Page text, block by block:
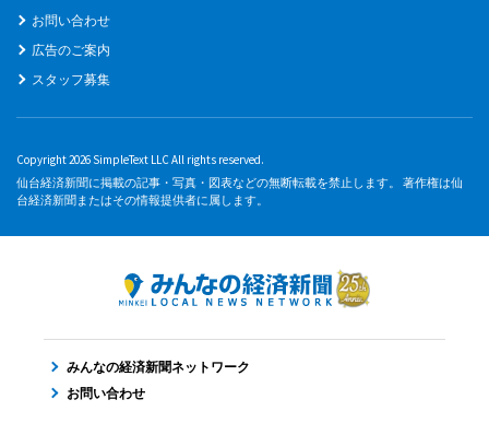
お問い合わせ
広告のご案内
スタッフ募集
Copyright 2026 SimpleText LLC All rights reserved.
仙台経済新聞に掲載の記事・写真・図表などの無断転載を禁止します。 著作権は仙
台経済新聞またはその情報提供者に属します。
みんなの経済新聞ネットワーク
お問い合わせ